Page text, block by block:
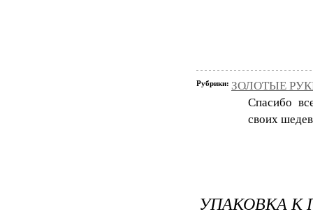
Рубрики: ЗОЛОТЫЕ
Спасибо
своих
УПАКОВКА К